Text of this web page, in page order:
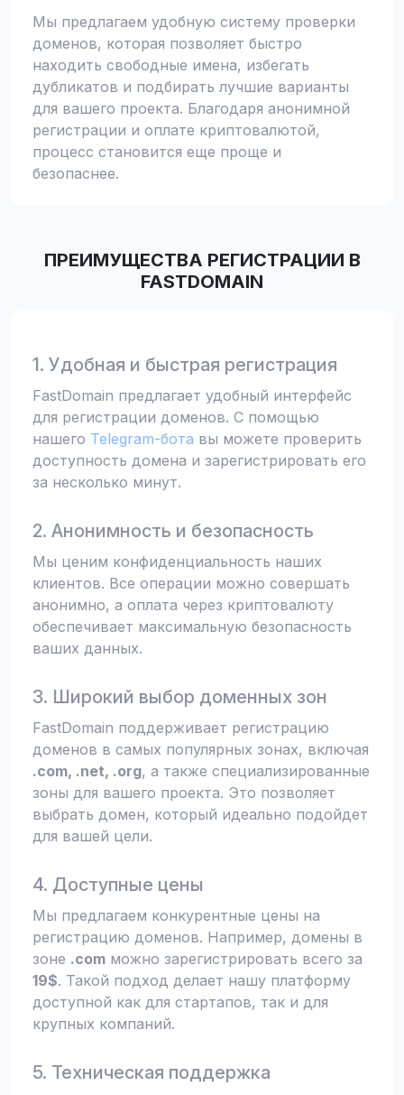
Мы предлагаем удобную систему проверки
доменов, которая позволяет быстро
находить свободные имена, избегать
дубликатов и подбирать лучшие варианты
для вашего проекта. Благодаря анонимной
регистрации и оплате криптовалютой,
процесс становится еще проще и
безопаснее.
ПРЕИМУЩЕСТВА РЕГИСТРАЦИИ В
FASTDOMAIN
1. Удобная и быстрая регистрация
FastDomain предлагает удобный интерфейс
для регистрации доменов. С помощью
нашего Telegram-бота вы можете проверить
доступность домена и зарегистрировать его
за несколько минут.
2. Анонимность и безопасность
Мы ценим конфиденциальность наших
клиентов. Все операции можно совершать
анонимно, а оплата через криптовалюту
обеспечивает максимальную безопасность
ваших данных.
3. Широкий выбор доменных зон
FastDomain поддерживает регистрацию
доменов в самых популярных зонах, включая
.com, .net, .org, а также специализированные
зоны для вашего проекта. Это позволяет
выбрать домен, который идеально подойдет
для вашей цели.
4. Доступные цены
Мы предлагаем конкурентные цены на
регистрацию доменов. Например, домены в
зоне .com можно зарегистрировать всего за
19$. Такой подход делает нашу платформу
доступной как для стартапов, так и для
крупных компаний.
5. Техническая поддержка